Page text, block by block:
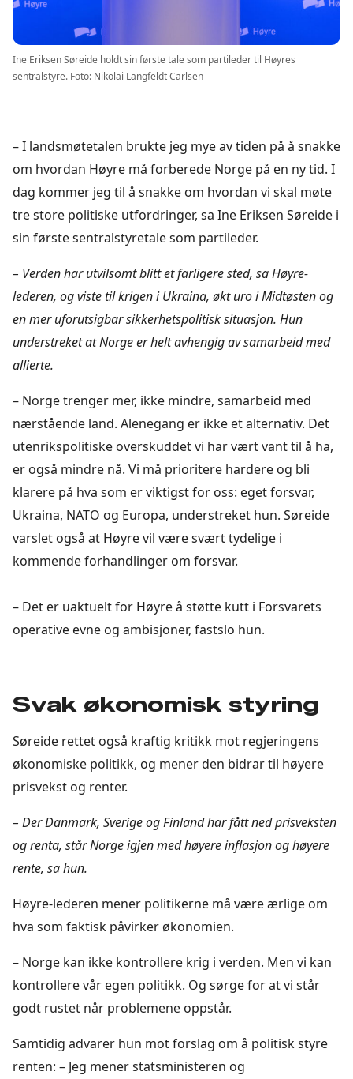
Ine Eriksen Søreide holdt sin første tale som partileder til Høyres
sentralstyre. Foto: Nikolai Langfeldt Carlsen
– I landsmøtetalen brukte jeg mye av tiden på å snakke
om hvordan Høyre må forberede Norge på en ny tid. I
dag kommer jeg til å snakke om hvordan vi skal møte
tre store politiske utfordringer, sa Ine Eriksen Søreide i
sin første sentralstyretale som partileder.
– Verden har utvilsomt blitt et farligere sted, sa Høyre-
lederen, og viste til krigen i Ukraina, økt uro i Midtøsten og
en mer uforutsigbar sikkerhetspolitisk situasjon. Hun
understreket at Norge er helt avhengig av samarbeid med
allierte.
– Norge trenger mer, ikke mindre, samarbeid med
nærstående land. Alenegang er ikke et alternativ. Det
utenrikspolitiske overskuddet vi har vært vant til å ha,
er også mindre nå. Vi må prioritere hardere og bli
klarere på hva som er viktigst for oss: eget forsvar,
Ukraina, NATO og Europa, understreket hun. Søreide
varslet også at Høyre vil være svært tydelige i
kommende forhandlinger om forsvar.
– Det er uaktuelt for Høyre å støtte kutt i Forsvarets
operative evne og ambisjoner, fastslo hun.
Svak økonomisk styring
Søreide rettet også kraftig kritikk mot regjeringens
økonomiske politikk, og mener den bidrar til høyere
prisvekst og renter.
– Der Danmark, Sverige og Finland har fått ned prisveksten
og renta, står Norge igjen med høyere inflasjon og høyere
rente, sa hun.
Høyre-lederen mener politikerne må være ærlige om
hva som faktisk påvirker økonomien.
– Norge kan ikke kontrollere krig i verden. Men vi kan
kontrollere vår egen politikk. Og sørge for at vi står
godt rustet når problemene oppstår.
Samtidig advarer hun mot forslag om å politisk styre
renten: – Jeg mener statsministeren og